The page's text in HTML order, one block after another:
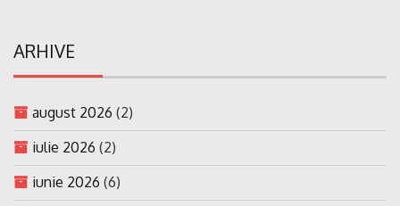
ARHIVE
august 2026 (2)
iulie 2026 (2)
iunie 2026 (6)